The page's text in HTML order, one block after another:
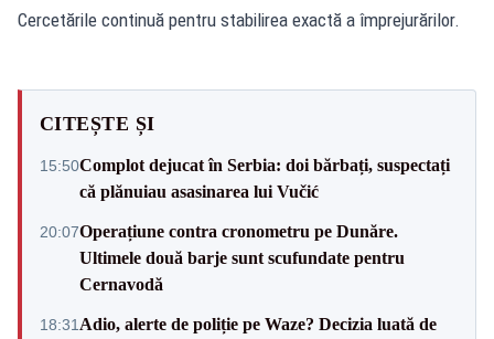
Cercetările continuă pentru stabilirea exactă a împrejurărilor.
CITEȘTE ȘI
15:50Complot dejucat în Serbia: doi bărbați, suspectați
că plănuiau asasinarea lui Vučić
20:07Operațiune contra cronometru pe Dunăre.
Ultimele două barje sunt scufundate pentru
Cernavodă
18:31 Adio, alerte de poliție pe Waze? Decizia luată de